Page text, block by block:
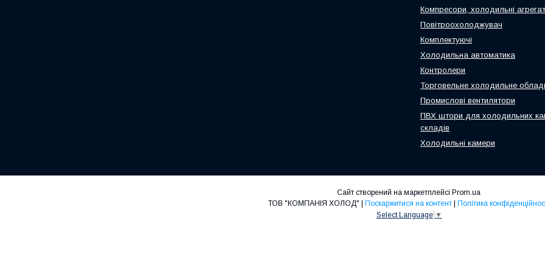
Компресори, холодильні
Повітроохолоджувач
Комплектуючі
Холодильна автоматика
Контролери
Торговельне холодильне
Промислові вентилятори
ПВХ штори для холодильних
складів
Холодильні камери
Сайт створений на маркетплейсі Prom.ua
ТОВ "КОМПАНІЯ ХОЛОД" | Поскаржитися на контент | Політика
Select Language ▼